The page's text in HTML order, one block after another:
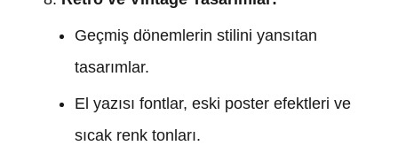
Geçmiş dönemlerin stilini yansıtan
tasarımlar.
El yazısı fontlar, eski poster efektleri ve
sıcak renk tonları.